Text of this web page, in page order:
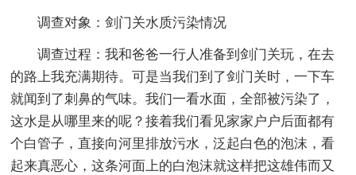
调查对象：剑门关水质污染情况
调查过程：我和爸爸一行人准备到剑门关玩，在去
的路上我充满期待。可是当我们到了剑门关时，一下车
就闻到了刺鼻的气味。我们一看水面，全部被污染了，
这水是从哪里来的呢？接着我们看见家家户户后面都有
个白管子，直接向河里排放污水，泛起白色的泡沫，看
起来真恶心，这条河面上的白泡沫就这样把这雄伟而又